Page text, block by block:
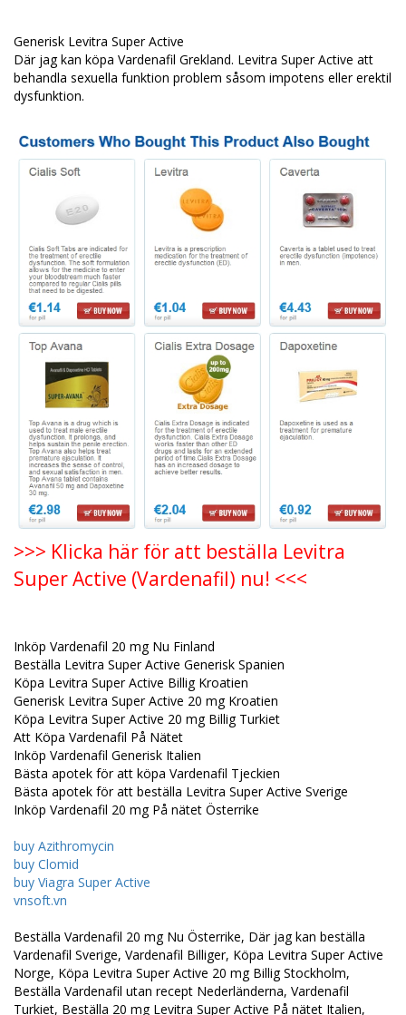
Generisk Levitra Super Active
Där jag kan köpa Vardenafil Grekland. Levitra Super Active att
behandla sexuella funktion problem såsom impotens eller erektil
dysfunktion.
>>> Klicka här för att beställa Levitra
Super Active (Vardenafil) nu! <<<
Inköp Vardenafil 20 mg Nu Finland
Beställa Levitra Super Active Generisk Spanien
Köpa Levitra Super Active Billig Kroatien
Generisk Levitra Super Active 20 mg Kroatien
Köpa Levitra Super Active 20 mg Billig Turkiet
Att Köpa Vardenafil På Nätet
Inköp Vardenafil Generisk Italien
Bästa apotek för att köpa Vardenafil Tjeckien
Bästa apotek för att beställa Levitra Super Active Sverige
Inköp Vardenafil 20 mg På nätet Österrike
buy Azithromycin
buy Clomid
buy Viagra Super Active
vnsoft.vn
Beställa Vardenafil 20 mg Nu Österrike, Där jag kan beställa
Vardenafil Sverige, Vardenafil Billiger, Köpa Levitra Super Active
Norge, Köpa Levitra Super Active 20 mg Billig Stockholm,
Beställa Vardenafil utan recept Nederländerna, Vardenafil
Turkiet, Beställa 20 mg Levitra Super Active På nätet Italien,